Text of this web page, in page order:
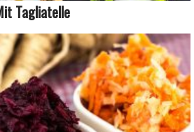
Tagliatelle